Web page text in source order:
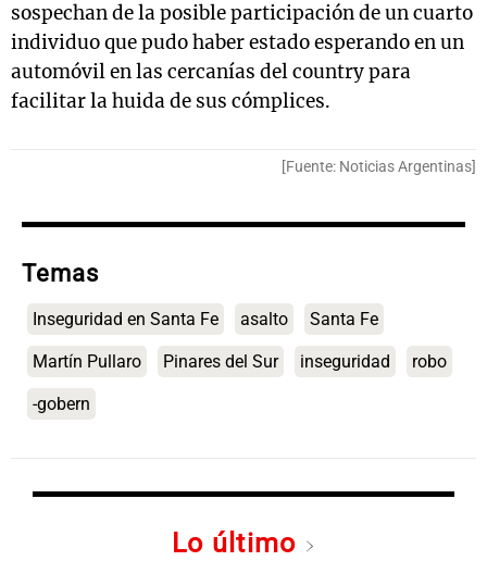
sospechan de la posible participación de un cuarto
individuo que pudo haber estado esperando en un
automóvil en las cercanías del country para
facilitar la huida de sus cómplices.
[Fuente: Noticias Argentinas]
Temas
Inseguridad en Santa Fe asalto Santa Fe
Martín Pullaro Pinares del Sur inseguridad robo
-gobern
Lo último